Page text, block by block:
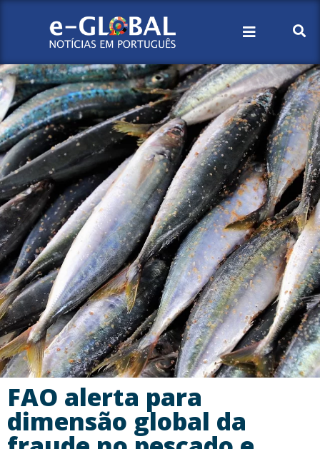
FAO alerta para
dimensão global da